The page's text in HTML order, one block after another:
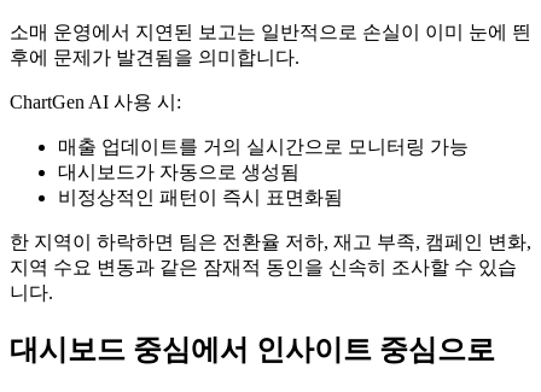
소매 운영에서 지연된 보고는 일반적으로 손실이 이미 눈에 띈
후에 문제가 발견됨을 의미합니다.
ChartGen AI 사용 시:
매출 업데이트를 거의 실시간으로 모니터링 가능
대시보드가 자동으로 생성됨
비정상적인 패턴이 즉시 표면화됨
한 지역이 하락하면 팀은 전환율 저하, 재고 부족, 캠페인 변화,
지역 수요 변동과 같은 잠재적 동인을 신속히 조사할 수 있습
니다.
대시보드 중심에서 인사이트 중심으로